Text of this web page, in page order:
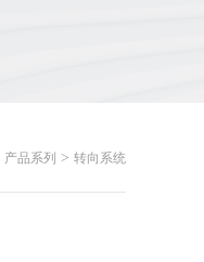
产品系列 > 转向系统